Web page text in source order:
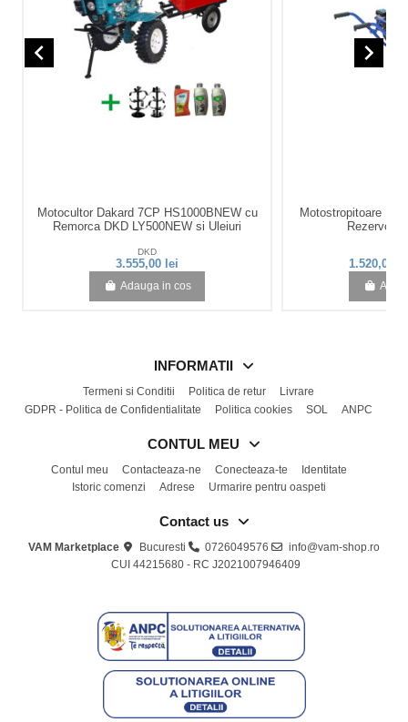
Motocultor Dakard 7CP HS1000BNEW cu
Remorca DKD LY500NEW si Uleiuri
DKD
3.555,00 lei
Adauga in cos
Motostropitoare
Rezervor
1.520,00
navigate_before navigate_next
INFORMATII
Termeni si Conditii Politica de retur
Livrare
GDPR - Politica de Confidentialitate
Politica cookies SOL ANPC
CONTUL MEU
Contul meu Contacteaza-ne Conecteaza-te
Identitate
Istoric comenzi
Adrese Urmarire pentru oaspeti
Contact us
VAM Marketplace Bucuresti 0726049576
info@vam-shop.ro
CUI 44215680 - RC J2021007946409